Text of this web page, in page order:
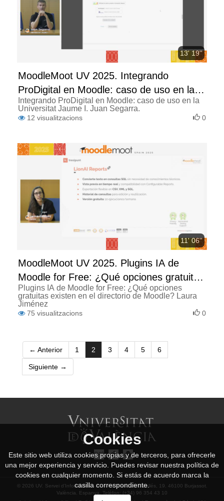
13' 19''
MoodleMoot UV 2025. Integrando
ProDigital en Moodle: caso de uso en la
Universitat Jaume I.
Integrando ProDigital en Moodle: caso de uso en la
Universitat Jaume I. Juan Segarra.
12 visualitzacions 0
11' 06''
MoodleMoot UV 2025. Plugins IA de
Moodle for Free: ¿Qué opciones gratuitas
existen en el directorio de Moodle?
Plugins IA de Moodle for Free: ¿Qué opciones
gratuitas existen en el directorio de Moodle? Laura
Jiménez
75 visualitzacions 0
← Anterior 1 2 (current)
3 4 5 6
Siguiente →
© 2026 UV. Servei d’Informàtica. - Av. Vicent Andrés Estellés, 19. 46100 Burjassot.
València. Espanya. Telèfon: (+34) 96 354 43 10
Cookies
Este sitio web utiliza cookies propias y de terceros, para ofrecerle
una mejor experiencia y servicio. Puedes revisar nuestra política de
cookies en cualquier momento. Si estás de acuerdo marca la
casilla correspondiente.